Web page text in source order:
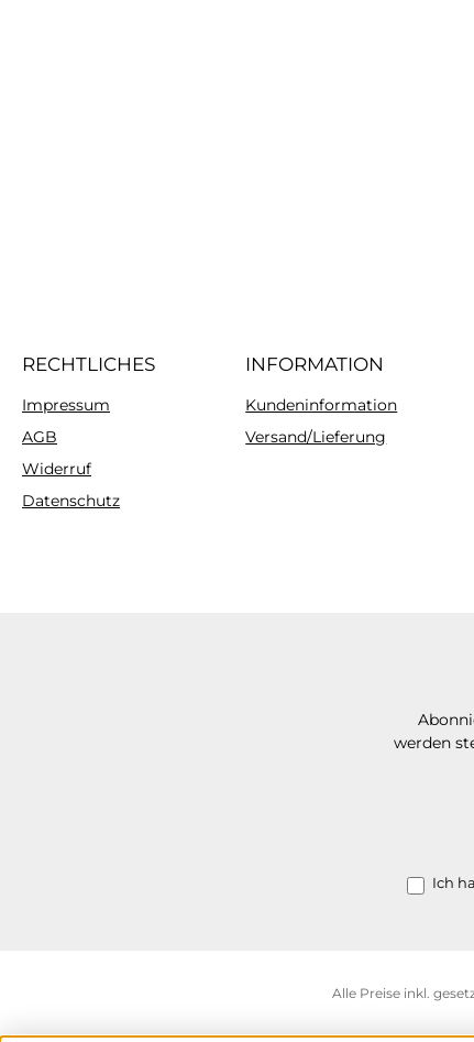
RECHTLICHES
Impressum
AGB
Widerruf
Datenschutz
INFORMATION
Kundeninformation
Versand/Lieferung
werden
Ich
Alle Preise inkl.